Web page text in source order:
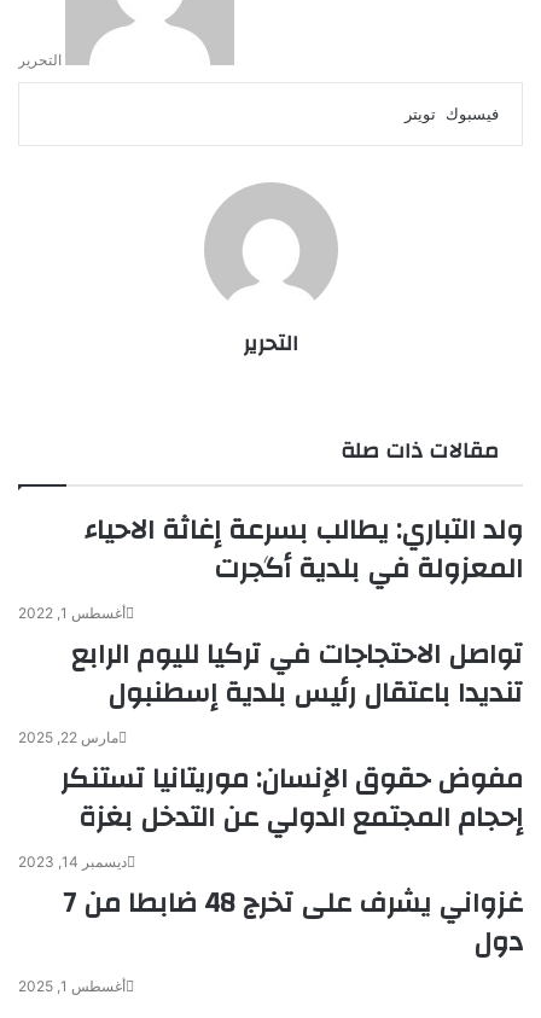
التحرير
فيسبوك تويتر
التحرير
مقالات ذات صلة
ولد التباري: يطالب بسرعة إغاثة الاحياء
المعزولة في بلدية أگجرت
أغسطس 1, 2022
تواصل الاحتجاجات في تركيا لليوم الرابع
تنديدا باعتقال رئيس بلدية إسطنبول
مارس 22, 2025
مفوض حقوق الإنسان: موريتانيا تستنكر
إحجام المجتمع الدولي عن التدخل بغزة
ديسمبر 14, 2023
غزواني يشرف على تخرج 48 ضابطا من 7
دول
أغسطس 1, 2025